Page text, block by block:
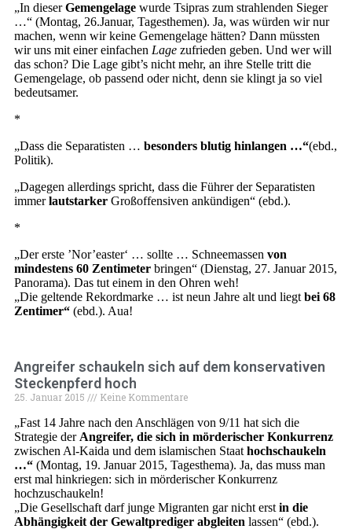
„In dieserGemengelage wurde Tsipras zum strahlenden Sieger
…“ (Montag, 26.Januar, Tagesthemen). Ja, was würden wir nur
machen, wenn wir keine Gemengelage hätten? Dann müssten
wir uns mit einer einfachen Lage zufrieden geben. Und wer will
das schon? Die Lage gibt’s nicht mehr, an ihre Stelle tritt die
Gemengelage, ob passend oder nicht, denn sie klingt ja so viel
bedeutsamer.
*
„Dass die Separatisten … besonders blutig hinlangen …“(ebd.,
Politik).
„Dagegen allerdings spricht, dass die Führer der Separatisten
immerlautstarker Großoffensiven ankündigen“ (ebd.).
*
„Der erste ’Nor’easter‘ … sollte … Schneemassen von
mindestens 60 Zentimeter bringen“ (Dienstag, 27. Januar 2015,
Panorama). Das tut einem in den Ohren weh!
„Die geltende Rekordmarke … ist neun Jahre alt und liegt bei 68
Zentimer“ (ebd.). Aua!
Angreifer schaukeln sich auf dem konservativen
Steckenpferd hoch
25. Januar 2015 Keine Kommentare
„Fast 14 Jahre nach den Anschlägen von 9/11 hat sich die
Strategie der Angreifer, die sich in mörderischer Konkurrenz
zwischen Al-Kaida und dem islamischen Staat hochschaukeln
…“ (Montag, 19. Januar 2015, Tagesthema). Ja, das muss man
erst mal hinkriegen: sich in mörderischer Konkurrenz
hochzuschaukeln!
„Die Gesellschaft darf junge Migranten gar nicht erst in die
Abhängigkeit der Gewaltprediger abgleiten lassen“ (ebd.).